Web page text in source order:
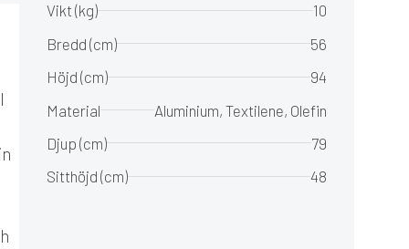
Vikt (kg)
10
Bredd (cm)
56
Höjd (cm)
94
Material
Aluminium, Textilene, Olefin
Djup (cm)
79
Sitthöjd (cm)
48